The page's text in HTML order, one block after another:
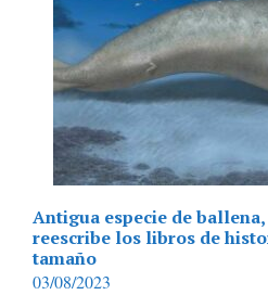
Antigua especie de
reescribe los libros de
tamaño
03/08/2023